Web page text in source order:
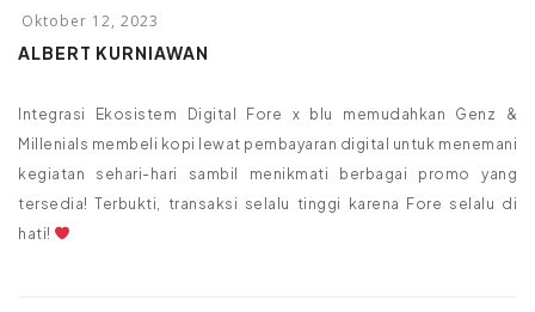
ALBERT KURNIAWAN
Integrasi Ekosistem Digital Fore x blu memudahkan Genz &
Millenials membeli kopi lewat pembayaran digital untuk menemani
kegiatan sehari-hari sambil menikmati berbagai promo yang
tersedia! Terbukti, transaksi selalu tinggi karena Fore selalu di
hati!